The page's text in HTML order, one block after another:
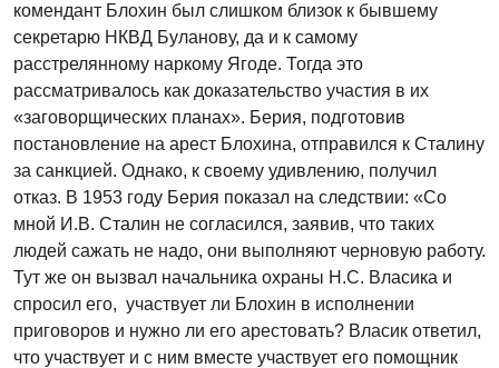
комендант Блохин был слишком близок к бывшему
секретарю НКВД Буланову, да и к самому
расстрелянному наркому Ягоде. Тогда это
рассматривалось как доказательство участия в их
«заговорщических планах». Берия, подготовив
постановление на арест Блохина, отправился к Сталину
за санкцией. Однако, к своему удивлению, получил
отказ. В 1953 году Берия показал на следствии: «Со
мной И.В. Сталин не согласился, заявив, что таких
людей сажать не надо, они выполняют черновую работу.
Тут же он вызвал начальника охраны Н.С. Власика и
спросил его, участвует ли Блохин в исполнении
приговоров и нужно ли его арестовать? Власик ответил,
что участвует и с ним вместе участвует его помощник